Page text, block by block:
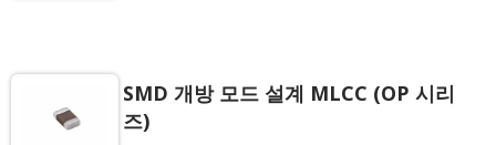
SMD 개방 모드 설계 MLCC (OP 시리
즈)